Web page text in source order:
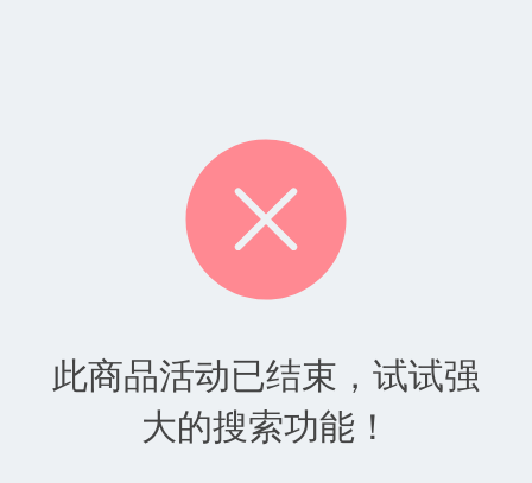
此商品活动已结束，试试强
大的搜索功能！